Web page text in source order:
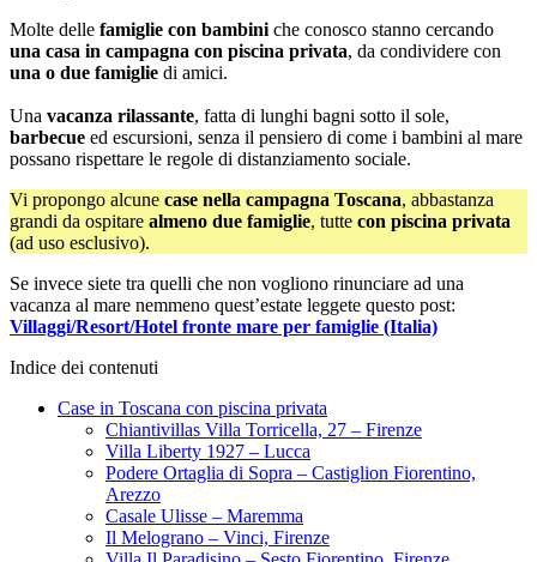
Molte delle famiglie con bambini che conosco stanno cercando
una casa in campagna con piscina privata, da condividere con
una o due famiglie di amici.
Una vacanza rilassante, fatta di lunghi bagni sotto il sole,
barbecue ed escursioni, senza il pensiero di come i bambini al mare
possano rispettare le regole di distanziamento sociale.
Vi propongo alcune case nella campagna Toscana, abbastanza
grandi da ospitare almeno due famiglie, tutte con piscina privata
(ad uso esclusivo).
Se invece siete tra quelli che non vogliono rinunciare ad una
vacanza al mare nemmeno quest’estate leggete questo post:
Villaggi/Resort/Hotel fronte mare per famiglie (Italia)
Indice dei contenuti
Case in Toscana con piscina privata
Chiantivillas Villa Torricella, 27 – Firenze
Villa Liberty 1927 – Lucca
Podere Ortaglia di Sopra – Castiglion Fiorentino,
Arezzo
Casale Ulisse – Maremma
Il Melograno – Vinci, Firenze